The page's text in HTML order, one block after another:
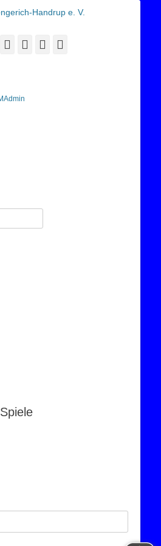
SV Lengerich-
Handrup e. V.
Handrup
Facebook
Twitter YouTube